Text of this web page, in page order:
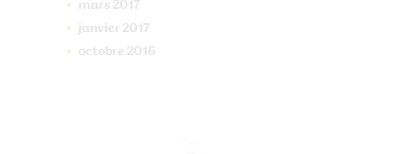
mars 2017
janvier 2017
octobre 2016